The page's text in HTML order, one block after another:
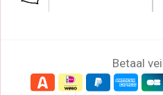
Betaal